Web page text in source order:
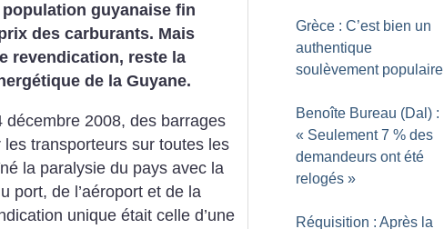
guyanaise fin
des carburants. Mais
revendication, reste la
de la Guyane.
2008, des barrages
transporteurs sur toutes les
la paralysie du pays avec la
port, de l’aéroport et de la
unique était celle d’une
Grèce : C’est bien un
authentique
soulèvement populaire
Benoîte Bureau (Dal) :
« Seulement 7 % des
demandeurs ont été
relogés »
Réquisition : Après la